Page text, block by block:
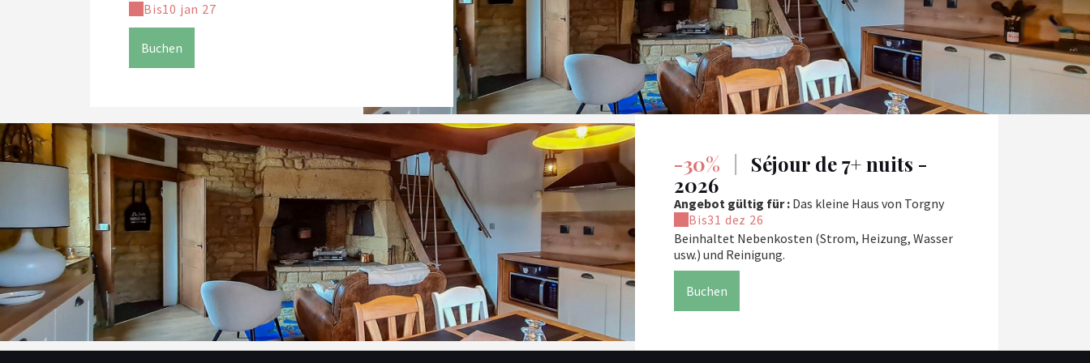
Bis10 jan 27
Buchen
-30%
Séjour de 7+ nuits -
2026
Angebot gültig für : Das kleine Haus von Torgny
Bis31 dez 26
Beinhaltet Nebenkosten (Strom, Heizung, Wasser
usw.) und Reinigung.
Buchen